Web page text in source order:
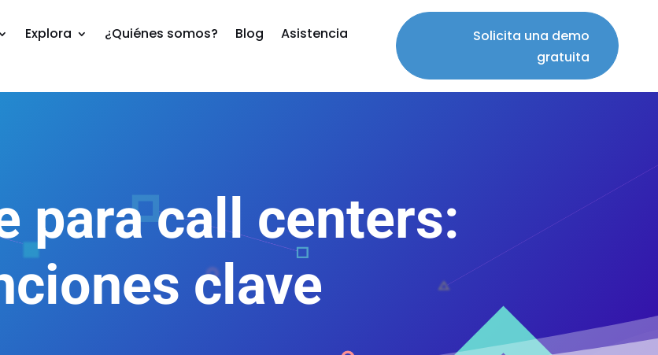
Explora ¿Quiénes somos? Blog
Asistencia
Solicita una demo
gratuita
para call centers:
clave